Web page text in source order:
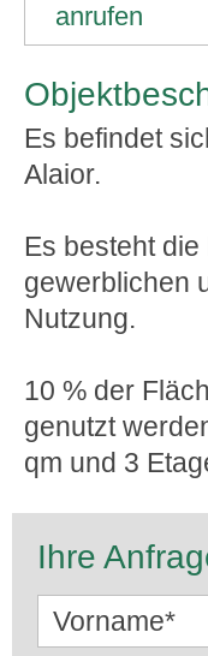
anrufen
Es befindet
Alaior.
Es besteht
gewerblichen
Nutzung.
10 % der
genutzt
qm und 3
Ihre